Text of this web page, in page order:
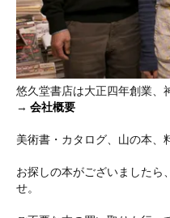
悠久堂書店は大正四年創業、
→ 会社概要
美術書・カタログ、山の本、
お探しの本がございましたら
せ。